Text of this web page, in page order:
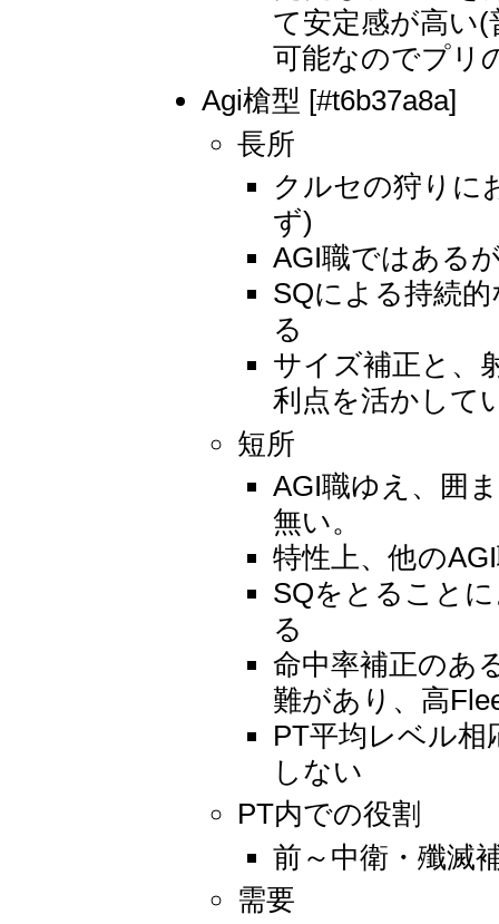
て安定感が高い
可能なのでプリ
Agi槍型 [#t6b37a8a]
長所
クルセの狩りに
ず)
AGI職ではある
SQによる持続
る
サイズ補正と、
利点を活かして
短所
AGI職ゆえ、囲
無い。
特性上、他の
SQをとること
る
命中率補正のあ
難があり、高
PT平均レベル
しない
PT内での役割
前～中衛・殲滅
需要